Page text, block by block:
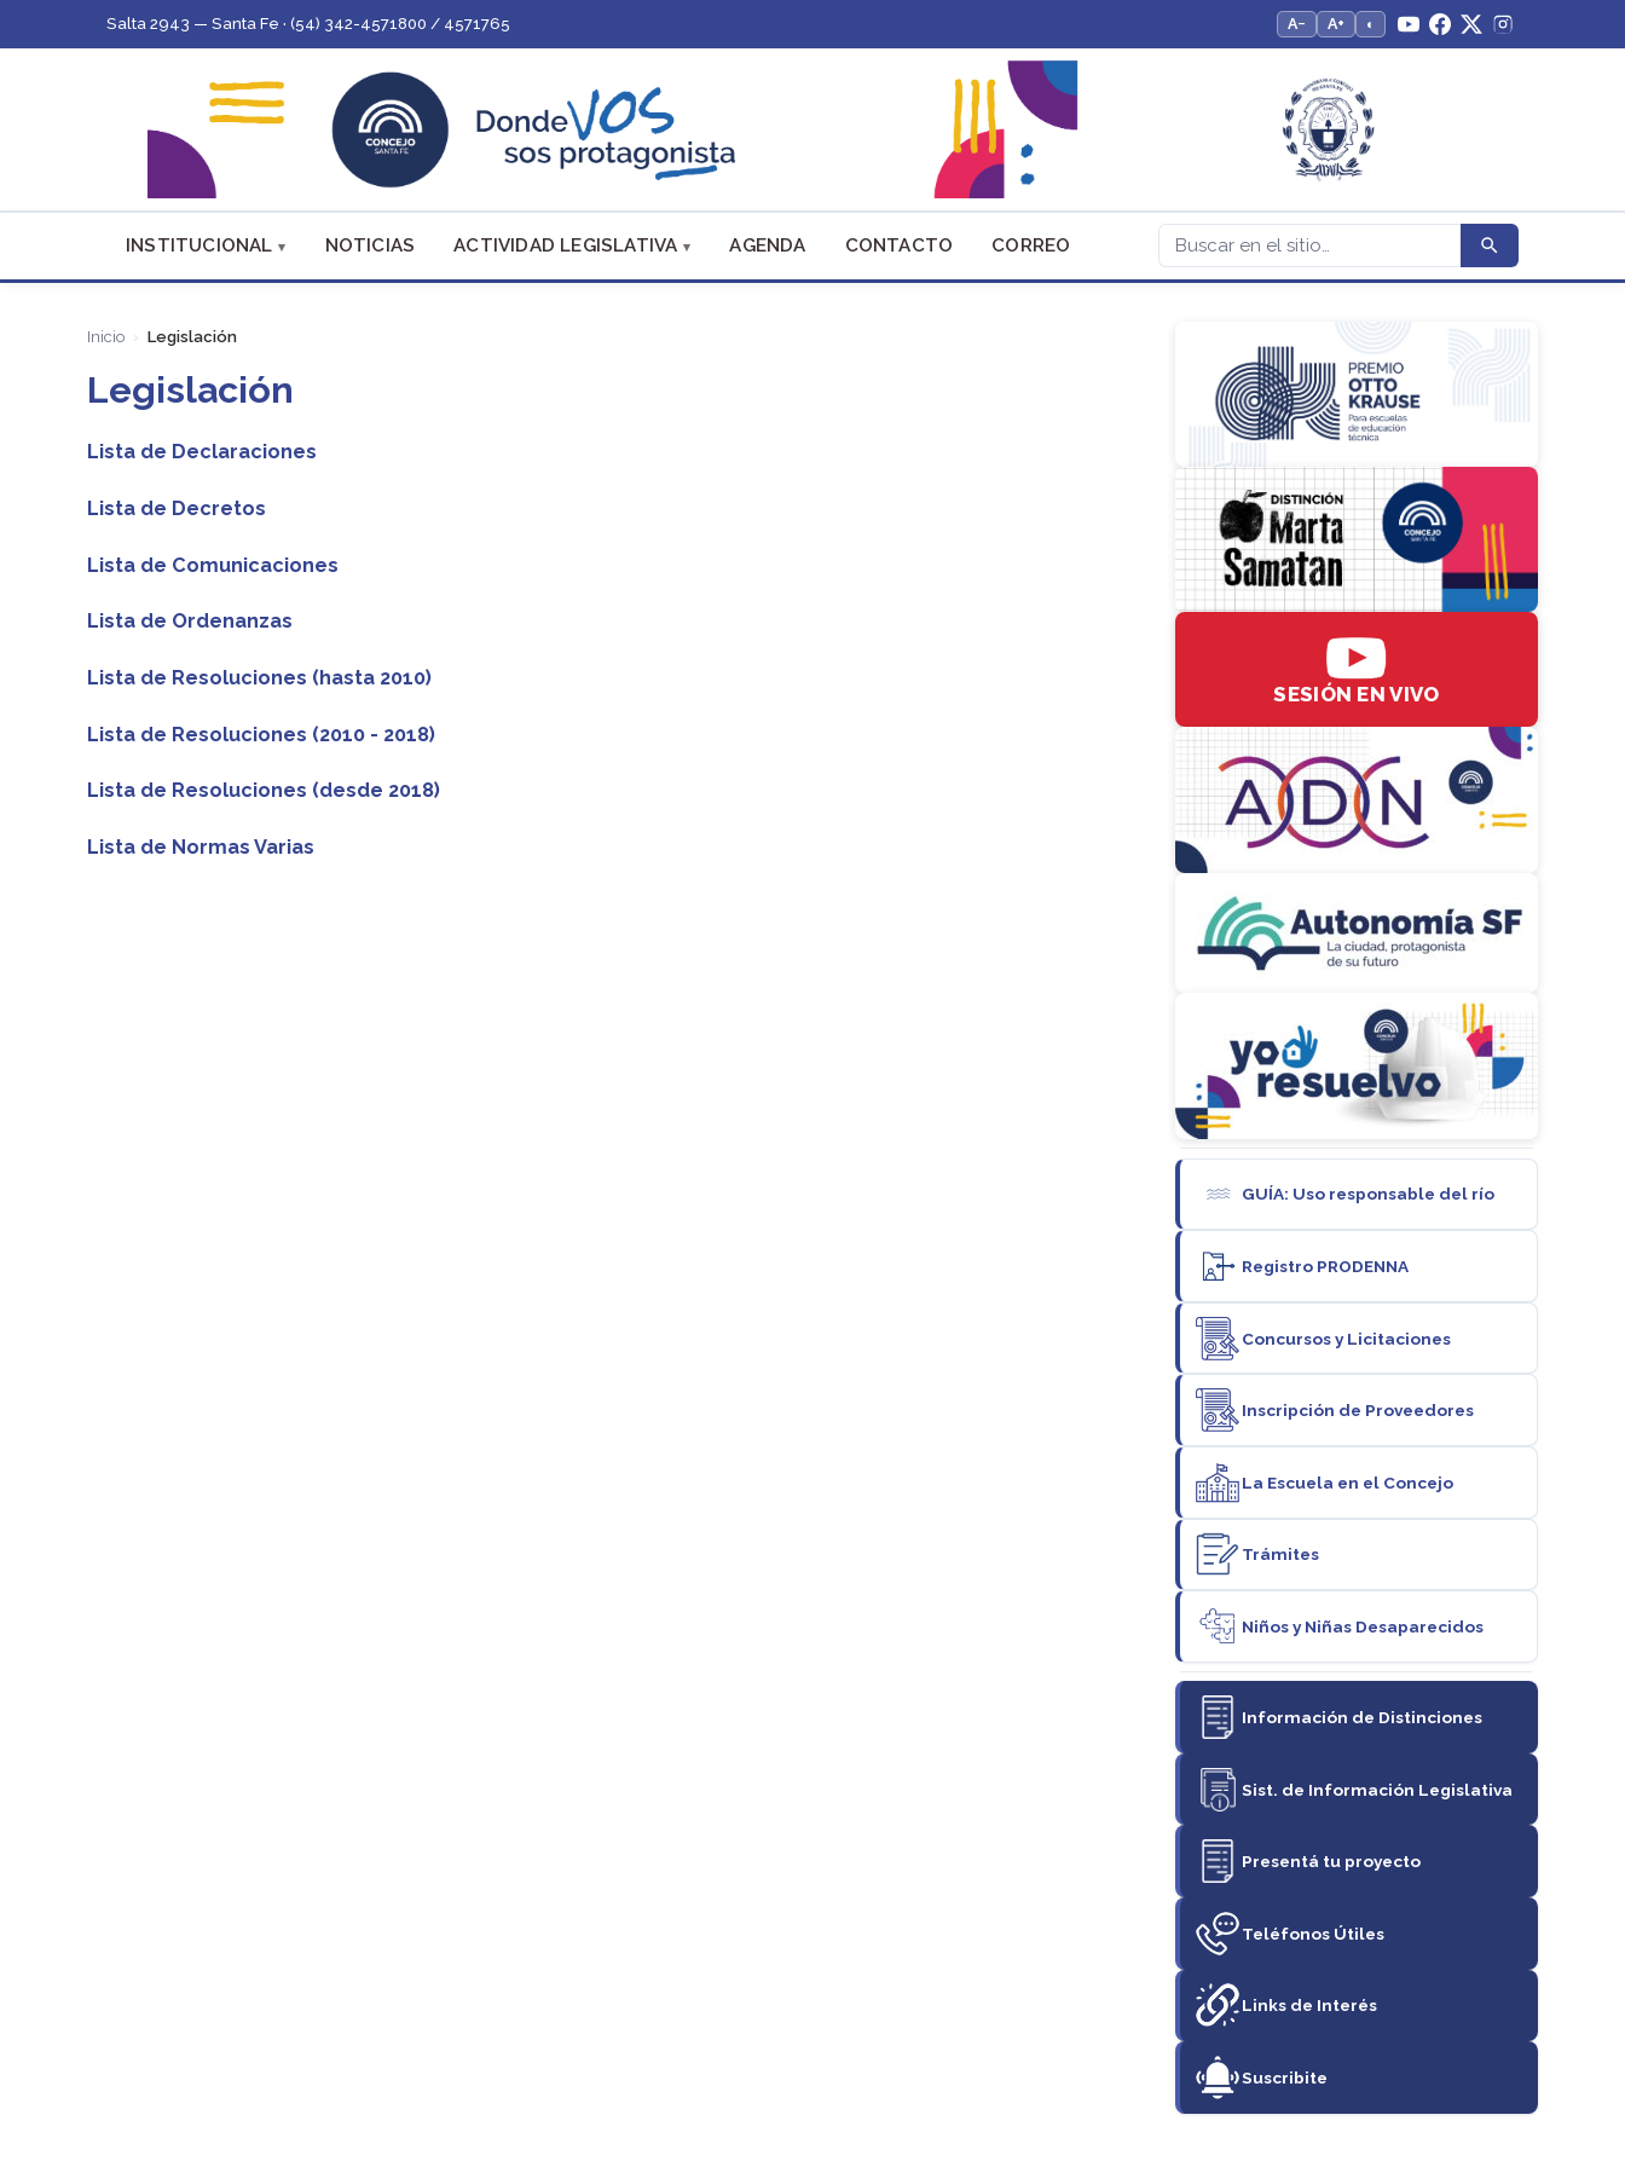
Salta 2943 — Santa Fe · (54) 342-4571800 / 4571765 A− A+ ◐
INSTITUCIONAL NOTICIAS ACTIVIDAD LEGISLATIVA AGENDA CONTACTO CORREO
Inicio Legislación
Legislación
Lista de Declaraciones
Lista de Decretos
Lista de Comunicaciones
Lista de Ordenanzas
Lista de Resoluciones (hasta 2010)
Lista de Resoluciones (2010 - 2018)
Lista de Resoluciones (desde 2018)
Lista de Normas Varias
SESIÓN EN VIVO
GUÍA: Uso responsable del río
Registro PRODENNA
Concursos y Licitaciones
Inscripción de Proveedores
La Escuela en el Concejo
Trámites
Niños y Niñas Desaparecidos
Información de Distinciones
Sist. de Información Legislativa
Presentá tu proyecto
Teléfonos Útiles
Links de Interés
Suscribite